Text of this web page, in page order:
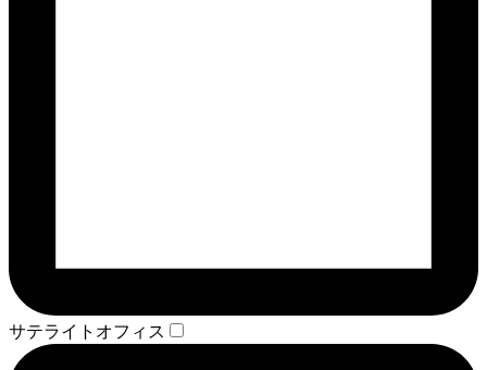
サテライトオフィス